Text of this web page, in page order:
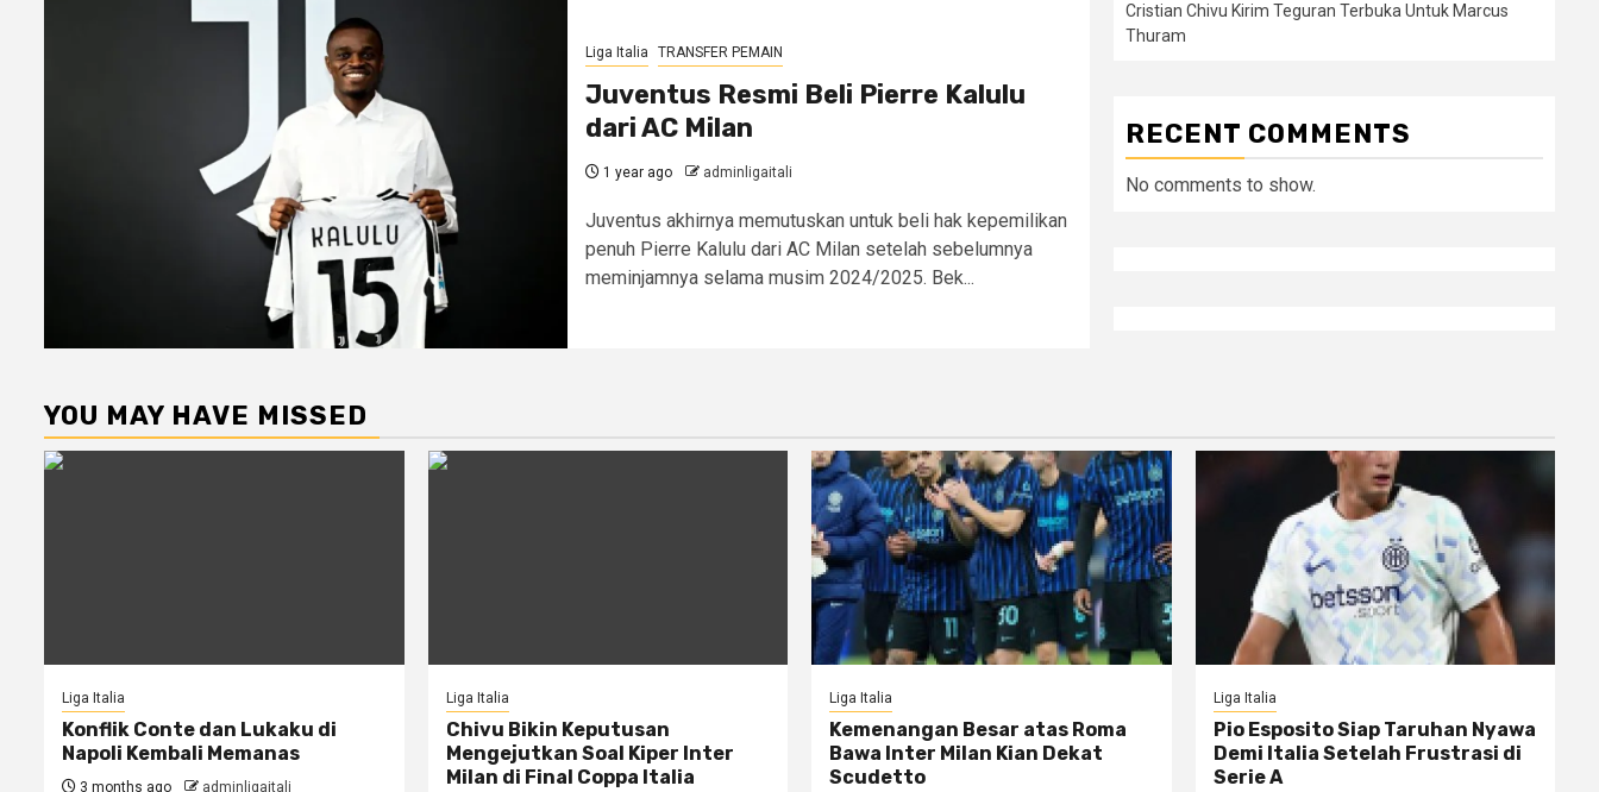
Liga Italia TRANSFER PEMAIN
Juventus Resmi Beli Pierre Kalulu
dari AC Milan
1 year ago adminligaitali
Juventus akhirnya memutuskan untuk beli hak kepemilikan
penuh Pierre Kalulu dari AC Milan setelah sebelumnya
meminjamnya selama musim 2024/2025. Bek...
Cristian Chivu Kirim Teguran Terbuka Untuk Marcus
Thuram
RECENT COMMENTS
No comments to show.
YOU MAY HAVE MISSED
Liga Italia
Konflik Conte dan Lukaku di
Napoli Kembali Memanas
3 months ago adminligaitali
Liga Italia
Chivu Bikin Keputusan
Mengejutkan Soal Kiper Inter
Milan di Final Coppa Italia
Liga Italia
Kemenangan Besar atas Roma
Bawa Inter Milan Kian Dekat
Scudetto
Liga Italia
Pio Esposito Siap Taruhan Nyawa
Demi Italia Setelah Frustrasi di
Serie A